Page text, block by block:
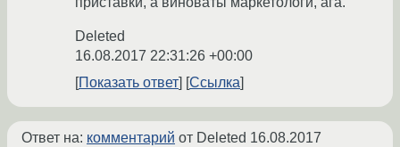
Deleted
16.08.2017 22:31:26 +00:00
Показать ответ
Ссылка
Ответ на: комментарий от Deleted 16.08.2017